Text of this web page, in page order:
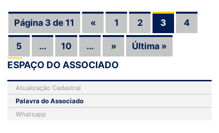
Página 3 de 11 « 1 2 3 4
5 ... 10 ... » Última »
ESPAÇO DO ASSOCIADO
Atualização Cadastral
Palavra do Associado
Whatsapp